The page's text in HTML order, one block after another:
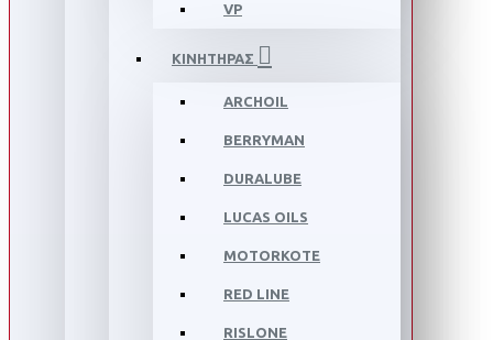
VP
ΚΙΝΗΤΗΡΑΣ
ARCHOIL
BERRYMAN
DURALUBE
LUCAS OILS
MOTORKOTE
RED LINE
RISLONE